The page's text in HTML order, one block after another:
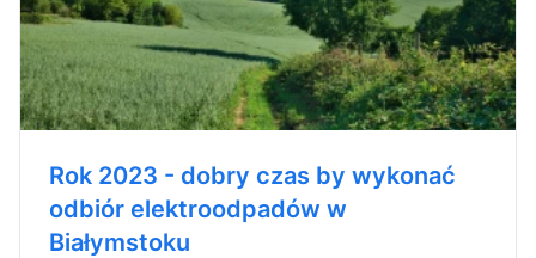
Rok 2023 - dobry czas by wykonać
odbiór elektroodpadów w
Białymstoku